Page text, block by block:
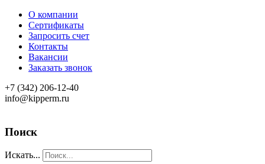
О компании
Сертификаты
Запросить счет
Контакты
Вакансии
Заказать звонок
+7 (342) 206-12-40
info@kipperm.ru
Поиск
Искать...